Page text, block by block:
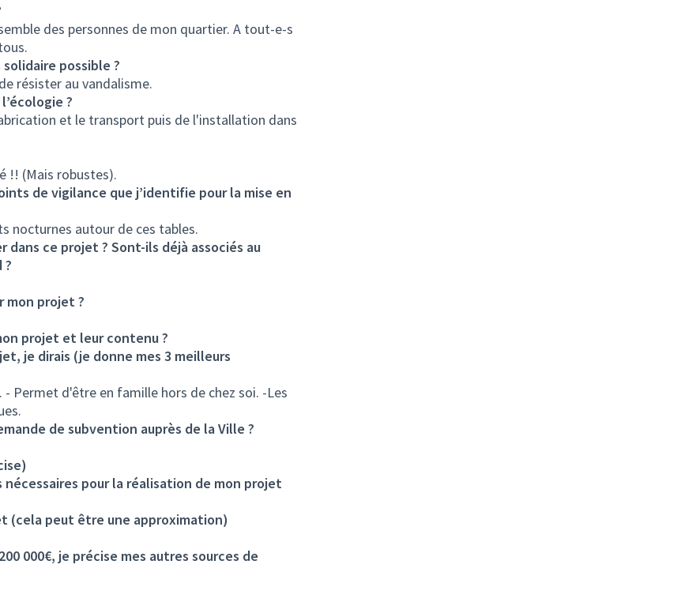
des personnes de mon quartier. A tout-e-s
possible ?
résister au vandalisme.
?
et le transport puis de l'installation dans
!! (Mais robustes).
de vigilance que j’identifie pour la mise en
nocturnes autour de ces tables.
dans ce projet ? Sont-ils déjà associés au
?
mon projet ?
projet et leur contenu ?
je dirais (je donne mes 3 meilleurs
Permet d'être en famille hors de chez soi. -Les
de subvention auprès de la Ville ?
pour la réalisation de mon projet
(cela peut être une approximation)
000€, je précise mes autres sources de